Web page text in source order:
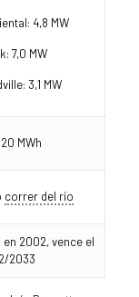
4,8 MW
7,0 MW
3,1 MW
MWh
correr del río
2002, vence el
2033